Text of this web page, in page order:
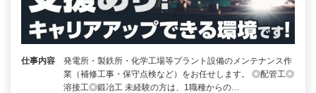
仕事内容
発電所・製鉄所・化学工場等プラント設備のメンテナンス作
業（補修工事・保守点検など）をお任せします。 ◎配管工◎
溶接工◎鍛冶工 未経験の方は、1職種からの…